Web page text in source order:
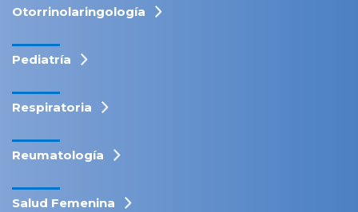
Otorrinolaringología
Pediatría
Respiratoria
Reumatología
Salud Femenina